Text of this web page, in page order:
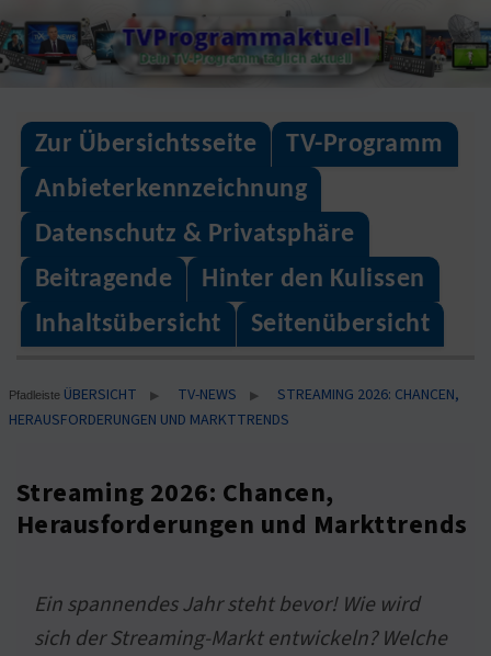
Skip
to
TVProgrammaktuell
Dein TV-Programm täglich aktuell
Zur Übersichtsseite
TV-Programm
Anbieterkennzeichnung
Datenschutz & Privatsphäre
Beitragende
Hinter den Kulissen
Inhaltsübersicht
Seitenübersicht
Pfadleiste ÜBERSICHT ▶ TV-NEWS ▶
STREAMING 2026: CHANCEN,
HERAUSFORDERUNGEN UND MARKTTRENDS
Streaming 2026: Chancen,
Herausforderungen und Markttrends
Ein spannendes Jahr steht bevor! Wie wird
sich der Streaming-Markt entwickeln? Welche